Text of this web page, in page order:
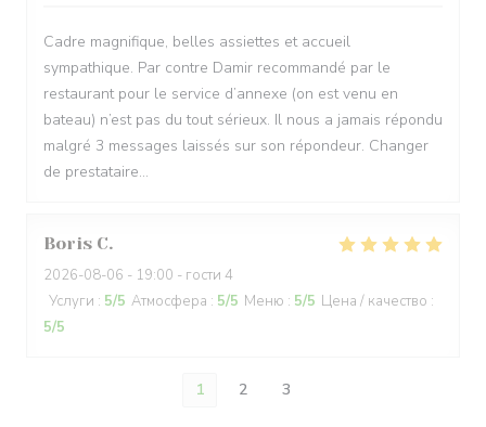
Cadre magnifique, belles assiettes et accueil
sympathique. Par contre Damir recommandé par le
restaurant pour le service d’annexe (on est venu en
bateau) n’est pas du tout sérieux. Il nous a jamais répondu
malgré 3 messages laissés sur son répondeur. Changer
de prestataire…
Boris C
2026-08-06 - 19:00 - гости 4
Услуги : 5/5 Атмосфера : 5/5 Меню : 5/5 Цена / качество :
5/5
1 2 3